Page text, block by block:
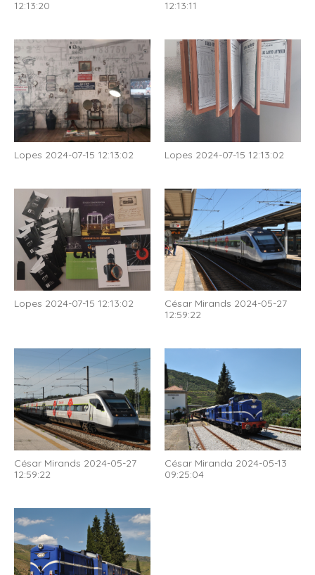
12:13:20
12:13:11
Lopes 2024-07-15 12:13:02 Lopes 2024-07-15 12:13:02
Lopes 2024-07-15 12:13:02
César Mirands 2024-05-27
12:59:22
César Mirands 2024-05-27
12:59:22
César Miranda 2024-05-13
09:25:04